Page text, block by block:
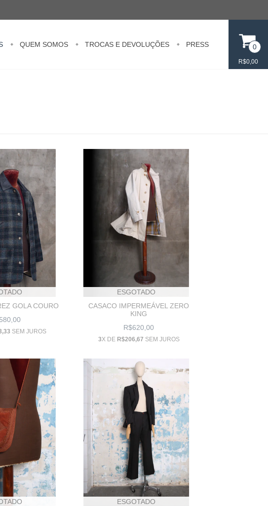
QUEM SOMOS TROCAS E DEVOLUÇÕES PRESS 0
R$0,00
GOLA COURO
SEM JUROS
ESGOTADO
CASACO IMPERMEÁVEL ZERO
KING
R$620,00
3X DE R$206,67 SEM JUROS
ESGOTADO